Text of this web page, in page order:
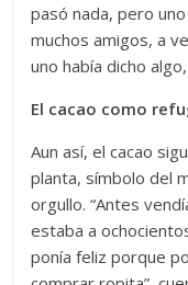
pasó nada, pero
muchos amigos, a
uno había dicho
El cacao como
Aun así, el cacao
planta, símbolo del
orgullo. “Antes
estaba a
ponía feliz porque